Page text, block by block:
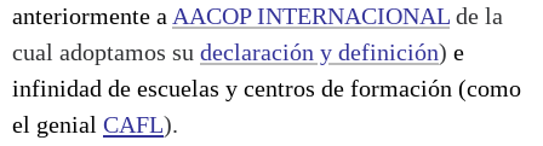
anteriormente a AACOP INTERNACIONAL de la
cual adoptamos su declaración y definición) e
infinidad de escuelas y centros de formación (como
el genial CAFL).